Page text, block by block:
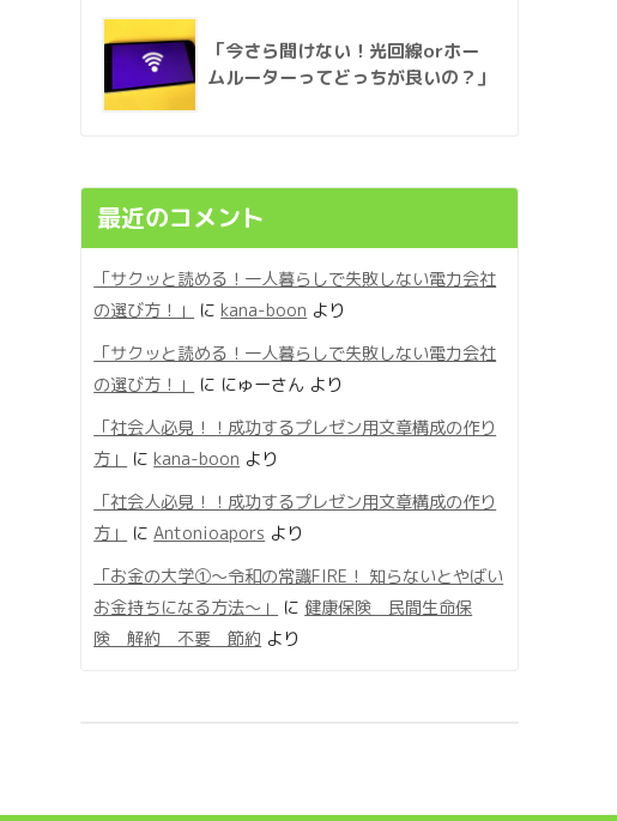
「今さら聞けない！光回線orホー
ムルーターってどっちが良いの？」
最近のコメント
「サクッと読める！一人暮らしで失敗しない電力会社
の選び方！」
に kana-boon より
「サクッと読める！一人暮らしで失敗しない電力会社
の選び方！」
に にゅーさん より
「社会人必見！！成功するプレゼン用文章構成の作り
方」
に kana-boon より
「社会人必見！！成功するプレゼン用文章構成の作り
方」
にAntonioapors より
「お金の大学①〜令和の常識FIRE！ 知らないとやばい
お金持ちになる方法〜」
に 健康保険 民間生命保
険 解約 不要 節約 より